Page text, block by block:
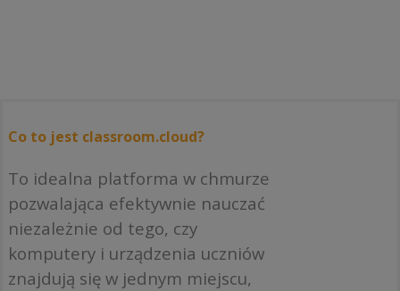
Co to jest classroom.cloud?
To idealna platforma w chmurze
pozwalająca efektywnie nauczać
niezależnie od tego, czy
komputery i urządzenia uczniów
znajdują się w jednym miejscu,